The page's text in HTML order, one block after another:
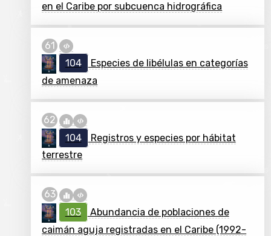
en el Caribe por subcuenca hidrográfica
104
Especies de libélulas en categorías
de amenaza
104
Registros y especies por hábitat
terrestre
103
Abundancia de poblaciones de
caimán aguja registradas en el Caribe (1992-